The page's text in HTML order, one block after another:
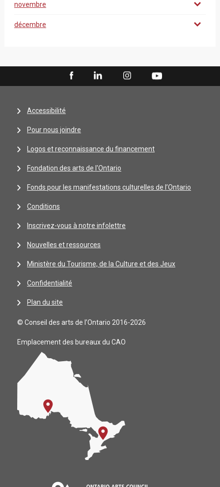
novembre
décembre
Accessibilité
Pour nous joindre
Logos et reconnaissance du financement
Fondation des arts de l'Ontario
Fonds pour les manifestations culturelles de l’Ontario
Conditions
Inscrivez-vous à notre infolettre
Nouvelles et ressources
Ministère du Tourisme, de la Culture et des Jeux
Confidentialité
Plan du site
© Conseil des arts de l’Ontario 2016-2026
Emplacement des bureaux du CAO